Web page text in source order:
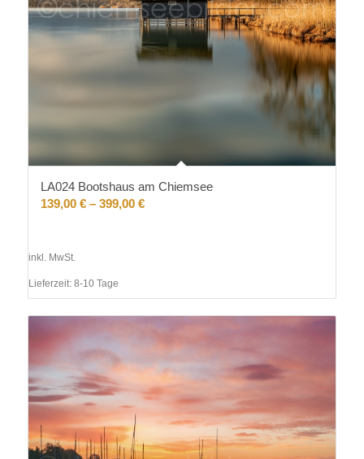
LA024 Bootshaus am Chiemsee
139,00 €– 399,00 €
inkl. MwSt.
Lieferzeit: 8-10 Tage